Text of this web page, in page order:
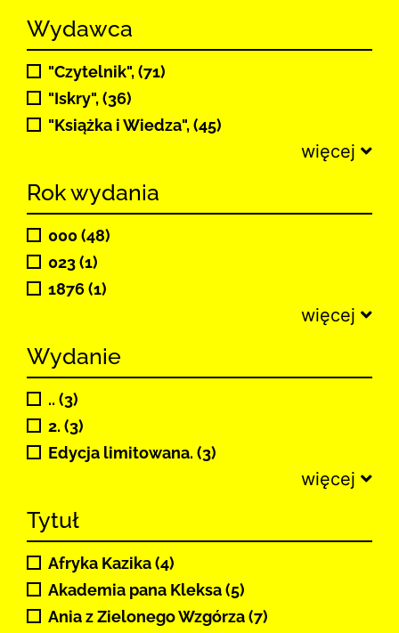
Wydawca
"Czytelnik", (71)
"Iskry", (36)
"Książka i Wiedza", (45)
więcej
Rok wydania
000 (48)
023 (1)
1876 (1)
więcej
Wydanie
.. (3)
2. (3)
Edycja limitowana. (3)
więcej
Tytuł
Afryka Kazika (4)
Akademia pana Kleksa (5)
Ania z Zielonego Wzgórza (7)